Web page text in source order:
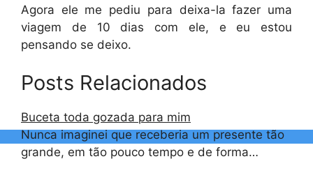
Agora ele me pediu para deixa-la fazer uma
viagem de 10 dias com ele, e eu estou
pensando se deixo.
Posts Relacionados
Buceta toda gozada para mim
Nunca imaginei que receberia um presente tão
grande, em tão pouco tempo e de forma…